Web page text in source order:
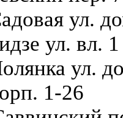
ул.
ул. вл. 1
ул.
1-26